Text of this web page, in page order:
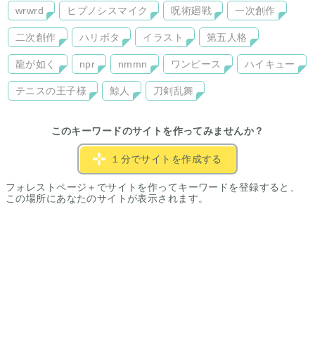
wrwrd ヒプノシスマイク 呪術廻戦 一次創作
二次創作 ハリポタ イラスト 第五人格
龍が如く npr nmmn ワンピース ハイキュー
テニスの王子様 鯨人 刀剣乱舞
このキーワードのサイトを作ってみませんか？
１分でサイトを作成する
フォレストページ＋でサイトを作ってキーワードを登録すると、
この場所にあなたのサイトが表示されます。